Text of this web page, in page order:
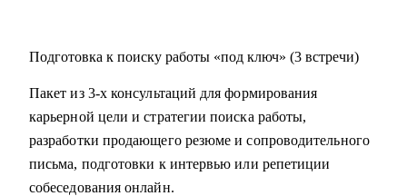
Подготовка к поиску работы «под ключ» (3 встречи)
Пакет из 3-х консультаций для формирования
карьерной цели и стратегии поиска работы,
разработки продающего резюме и сопроводительного
письма, подготовки к интервью или репетиции
собеседования онлайн.